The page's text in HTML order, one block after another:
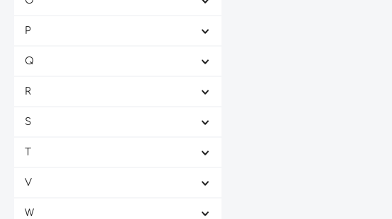
P
Q
R
S
T
V
W